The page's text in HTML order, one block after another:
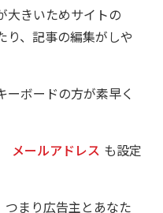
大きいためサイトの
り、記事の編集がしや
ーボードの方が素早く
メールアドレス も設定
つまり広告主とあなた